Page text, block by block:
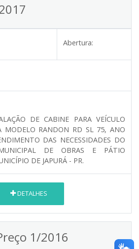
Abertura:
DE CABINE PARA VEÍCULO
MODELO RANDON RD SL 75, ANO
DAS NECESSIDADES DO
DE OBRAS E PÁTIO
DE JAPURÁ - PR.
DETALHES
1/2016